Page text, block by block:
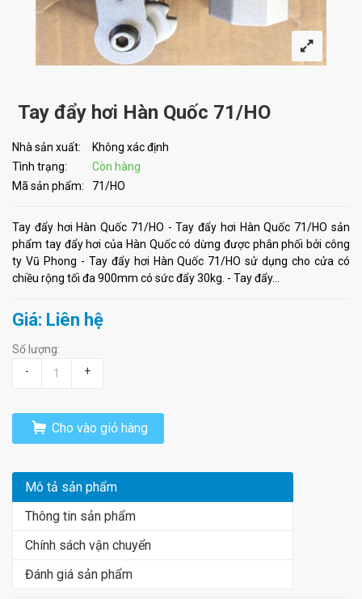
Tay đẩy hơi Hàn Quốc 71/HO
Nhà sản xuất:
Không xác định
Tình trạng:
Còn hàng
Mã sản phẩm:
71/HO
Tay đẩy hơi Hàn Quốc 71/HO - Tay đẩy hơi Hàn Quốc 71/HO sản
phẩm tay đẩy hơi của Hàn Quốc có dừng được phân phối bởi công
ty Vũ Phong - Tay đẩy hơi Hàn Quốc 71/HO sử dụng cho cửa có
chiều rộng tối đa 900mm có sức đẩy 30kg. - Tay đẩy...
Giá: Liên hệ
Số lượng:
-
+
Cho vào giỏ hàng
Mô tả sản phẩm
Thông tin sản phẩm
Chính sách vận chuyển
Đánh giá sản phẩm